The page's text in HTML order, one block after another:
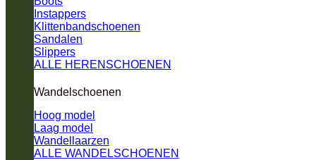
Instappers
Klittenbandschoenen
Sandalen
Slippers
ALLE HERENSCHOENEN
Wandelschoenen
Hoog model
Laag model
Wandellaarzen
ALLE WANDELSCHOENEN